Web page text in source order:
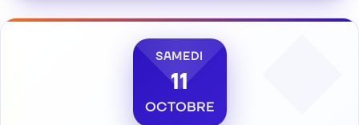
SAMEDI
11
OCTOBRE